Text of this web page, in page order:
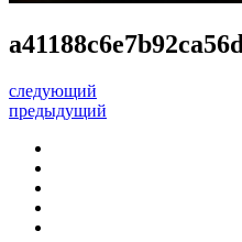
следующий
предыдущий